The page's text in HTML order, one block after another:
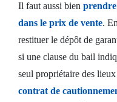
Il faut aussi bien prendre
dans le prix de vente.
restituer le dépôt de
si une clause du bail
seul propriétaire des
contrat de